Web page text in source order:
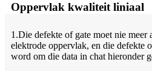
Oppervlak kwaliteit liniaal
1.Die defekte of gate moet nie meer
elektrode oppervlak, en die defekte
word om die data in chat hieronder